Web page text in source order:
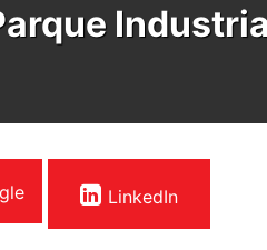
LinkedIn